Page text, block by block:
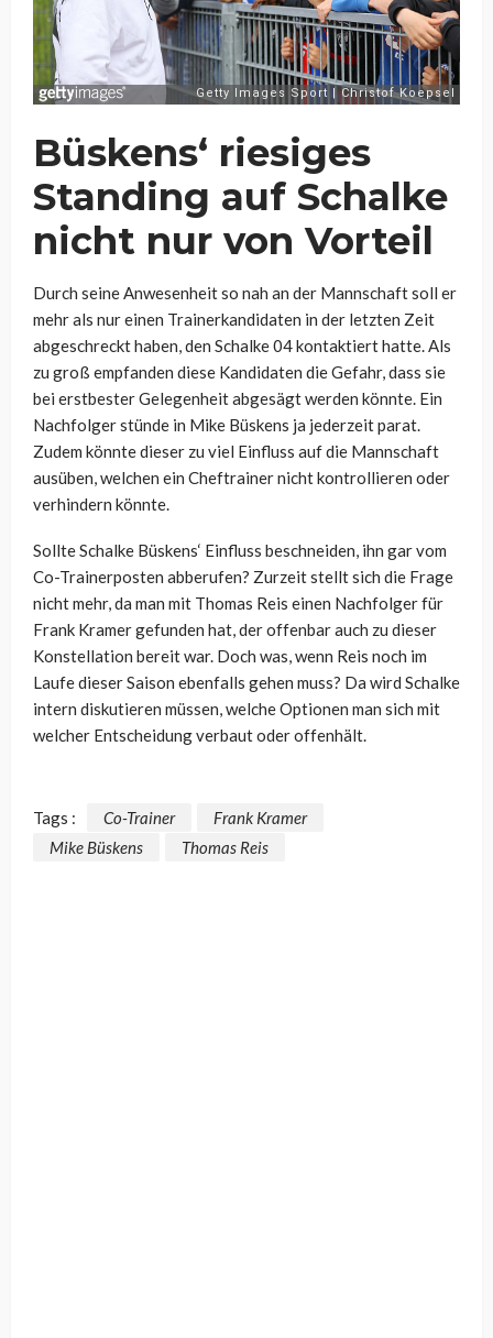
Büskens‘ riesiges
Standing auf Schalke
nicht nur von Vorteil
Durch seine Anwesenheit so nah an der Mannschaft soll er
mehr als nur einen Trainerkandidaten in der letzten Zeit
abgeschreckt haben, den Schalke 04 kontaktiert hatte. Als
zu groß empfanden diese Kandidaten die Gefahr, dass sie
bei erstbester Gelegenheit abgesägt werden könnte. Ein
Nachfolger stünde in Mike Büskens ja jederzeit parat.
Zudem könnte dieser zu viel Einfluss auf die Mannschaft
ausüben, welchen ein Cheftrainer nicht kontrollieren oder
verhindern könnte.
Sollte Schalke Büskens‘ Einfluss beschneiden, ihn gar vom
Co-Trainerposten abberufen? Zurzeit stellt sich die Frage
nicht mehr, da man mit Thomas Reis einen Nachfolger für
Frank Kramer gefunden hat, der offenbar auch zu dieser
Konstellation bereit war. Doch was, wenn Reis noch im
Laufe dieser Saison ebenfalls gehen muss? Da wird Schalke
intern diskutieren müssen, welche Optionen man sich mit
welcher Entscheidung verbaut oder offenhält.
Tags : Co-Trainer
Frank Kramer
Mike Büskens
Thomas Reis